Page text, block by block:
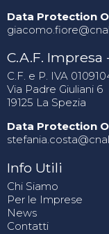
Data Protection
C.A.F. Impresa
C.F. e P. IVA
Via Padre Giuliani 6
19125 La Spezia
Data Protection
Info Utili
Chi Siamo
Per le Imprese
News
Contatti